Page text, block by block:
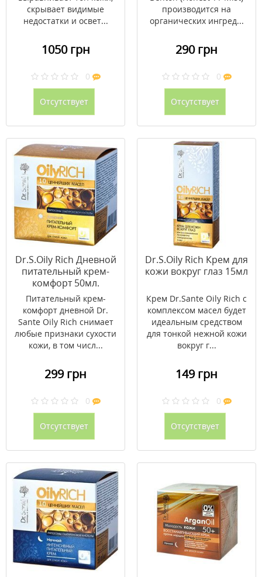
скрывает видимые
недостатки и освет...
1050 грн
0
Отсутствует
производится на
органических ингред...
290 грн
0
Отсутствует
Dr.S.Oily Rich Дневной
питательный крем-
комфорт 50мл.
Питательный крем-
комфорт дневной Dr.
Sante Oily Rich снимает
любые признаки сухости
кожи, в том числ...
299 грн
0
Отсутствует
Dr.S.Oily Rich Крем для
кожи вокруг глаз 15мл
Крем Dr.Sante Oily Rich с
комплексом масел будет
идеальным средством
для тонкой нежной кожи
вокруг г...
149 грн
0
Отсутствует